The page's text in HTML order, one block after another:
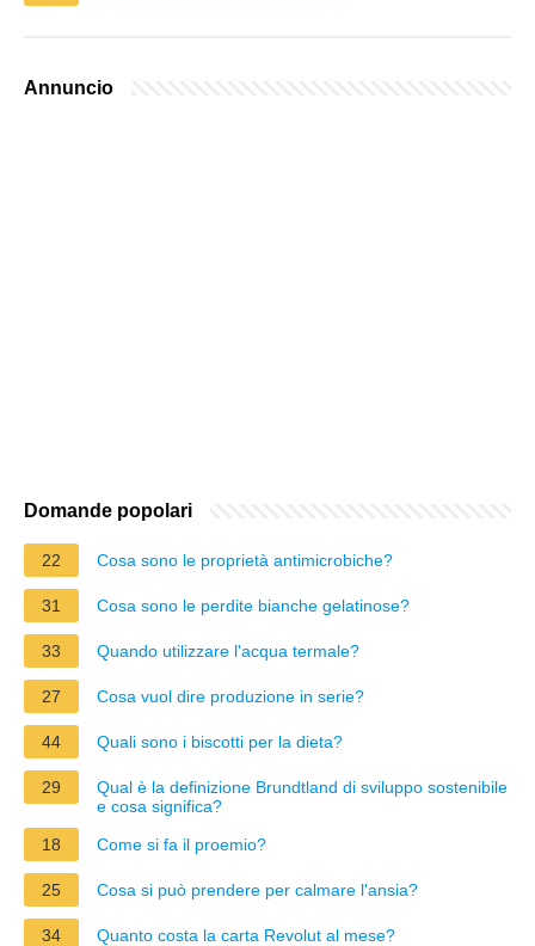
Annuncio
Domande popolari
22 Cosa sono le proprietà antimicrobiche?
31 Cosa sono le perdite bianche gelatinose?
33 Quando utilizzare l'acqua termale?
27 Cosa vuol dire produzione in serie?
44 Quali sono i biscotti per la dieta?
29
Qual è la definizione Brundtland di sviluppo sostenibile
e cosa significa?
18
Come si fa il proemio?
25 Cosa si può prendere per calmare l'ansia?
34 Quanto costa la carta Revolut al mese?